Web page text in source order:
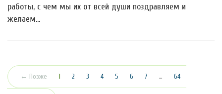
работы, с чем мы их от всей души поздравляем и
желаем…
← Позже 1 (текущая)
2 3 4 5 6 7 … 64